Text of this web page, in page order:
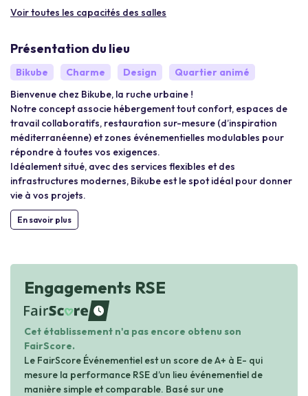
Voir toutes les capacités des salles
Présentation du lieu
Bikube Charme Design
Quartier animé
Bienvenue chez Bikube, la ruche urbaine !
Notre concept associe hébergement tout confort, espaces de
travail collaboratifs, restauration sur-mesure (d’inspiration
méditerranéenne) et zones événementielles modulables pour
répondre à toutes vos exigences.
Idéalement situé, avec des services flexibles et des
infrastructures modernes, Bikube est le spot idéal pour donner
vie à vos projets.
En savoir plus
Engagements RSE
waiting
Cet établissement n'a pas encore obtenu son
FairScore.
Le FairScore Événementiel est un score de A+ à E- qui
mesure la performance RSE d’un lieu événementiel de
manière simple et comparable. Basé sur une